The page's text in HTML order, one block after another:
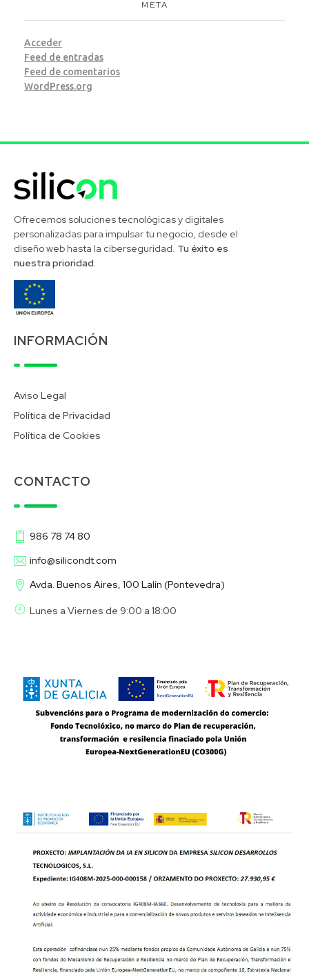
META
Acceder
Feed de entradas
Feed de comentarios
WordPress.org
Ofrecemos soluciones tecnológicas y digitales
personalizadas para impulsar tu negocio, desde el
diseño web hasta la ciberseguridad. Tu éxito es
nuestra prioridad.
INFORMACIÓN
Aviso Legal
Política de Privacidad
Política de Cookies
CONTACTO
986 78 74 80
info@silicondt.com
Avda. Buenos Aires, 100 Lalín (Pontevedra)
Lunes a Viernes de 9:00 a 18:00